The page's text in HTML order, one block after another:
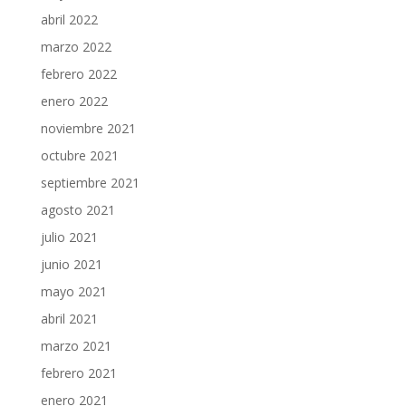
abril 2022
marzo 2022
febrero 2022
enero 2022
noviembre 2021
octubre 2021
septiembre 2021
agosto 2021
julio 2021
junio 2021
mayo 2021
abril 2021
marzo 2021
febrero 2021
enero 2021